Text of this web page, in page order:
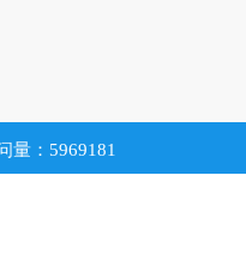
量： 5969181